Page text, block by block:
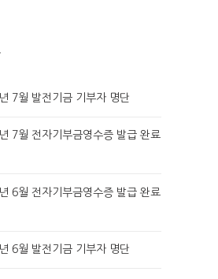
7월 발전기금 기부자 명단
7월 전자기부금영수증 발급 완료
6월 전자기부금영수증 발급 완료
6월 발전기금 기부자 명단